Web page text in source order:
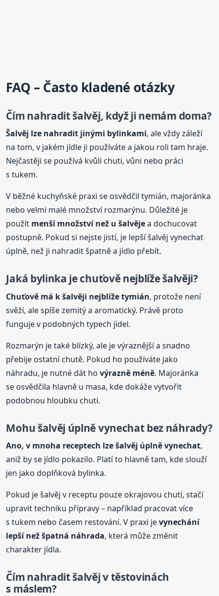
FAQ – Často kladené otázky
Čím nahradit šalvěj, když ji nemám doma?
Šalvěj lze nahradit jinými bylinkami, ale vždy záleží
na tom, v jakém jídle ji používáte a jakou roli tam hraje.
Nejčastěji se používá kvůli chuti, vůni nebo práci
s tukem.
V běžné kuchyňské praxi se osvědčil tymián, majoránka
nebo velmi malé množství rozmarýnu. Důležité je
použít menší množství než u šalvějea dochucovat
postupně. Pokud si nejste jistí, je lepší šalvěj vynechat
úplně, než ji nahradit špatně a jídlo přebít.
Jaká bylinka je chuťově nejblíže šalvěji?
Chuťově má k šalvěji nejblíže tymián, protože není
svěží, ale spíše zemitý a aromatický. Právě proto
funguje v podobných typech jídel.
Rozmarýn je také blízký, ale je výraznější a snadno
přebije ostatní chutě. Pokud ho používáte jako
náhradu, je nutné dát hovýrazně méně. Majoránka
se osvědčila hlavně u masa, kde dokáže vytvořit
podobnou hloubku chuti.
Mohu šalvěj úplně vynechat bez náhrady?
Ano, v mnoha receptech lze šalvěj úplně vynechat,
aniž by se jídlo pokazilo. Platí to hlavně tam, kde slouží
jen jako doplňková bylinka.
Pokud je šalvěj v receptu pouze okrajovou chutí, stačí
upravit techniku přípravy – například pracovat více
s tukem nebo časem restování. V praxi jevynechání
lepší než špatná náhrada, která může změnit
charakter jídla.
Čím nahradit šalvěj v těstovinách
s máslem?